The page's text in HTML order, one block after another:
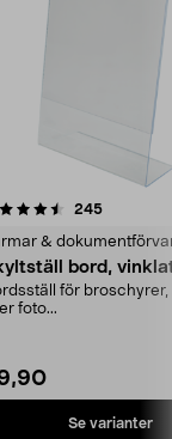
245
&
bord,
för broschyrer,
foto...
Se varianter
4.0 av 5 stjärnor